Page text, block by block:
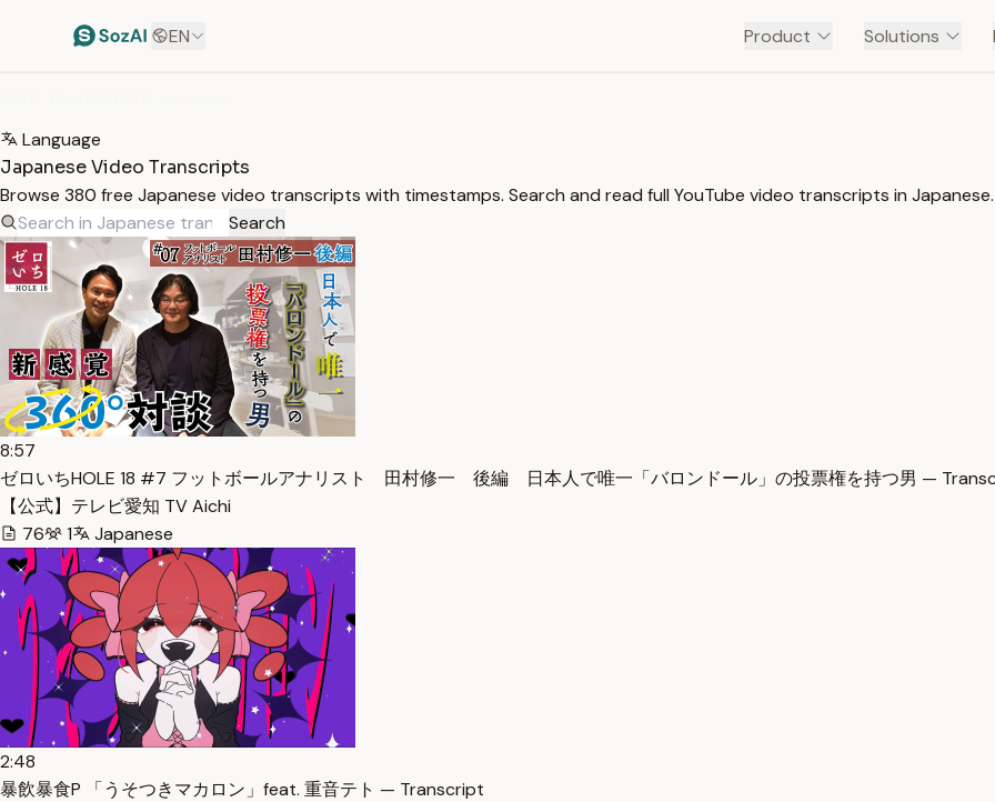
EN Product Solutions
Language
Japanese Video Transcripts
Browse 380 free Japanese video transcripts with timestamps. Search and read full YouTube video transcripts in Japanese.
Search
8:57
ゼロいちHOLE 18 #7 フットボールアナリスト 田村修一 後編 日本人で唯一「バロンドール」の投票権を持つ男 —
【公式】テレビ愛知 TV Aichi
76
1 Japanese
2:48
暴飲暴食P 「うそつきマカロン」feat. 重音テト — Transcript